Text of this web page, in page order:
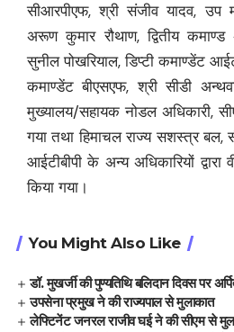
सीआरपीएफ, श्री संजीव यादव, उप
अरूण कुमार रौथाण, द्वितीय कमाण्ड
सुनील पोखरियाल, डिप्टी कमाण्डेंट
कमाण्डेंट बीएसएफ, श्री सीडी
मुख्यालय/सहायक नोडल अधिकारी,
गया तथा हिमाचल राज्य सशस्त्र
आईटीबीपी के अन्य अधिकारियों
किया गया।
You Might Also Like
डॉ. मुखर्जी की पुण्यतिथि बलिदान दिवस पर
उपसेना प्रमुख ने की राज्यपाल से मुलाकात
लेफ्टिनेंट जनरल राजीव घई ने की सीएम से